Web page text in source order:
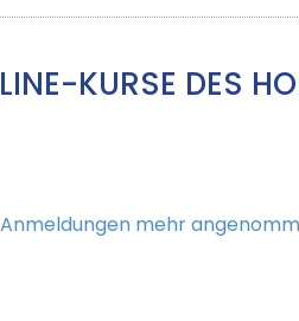
KURSE DES
mehr